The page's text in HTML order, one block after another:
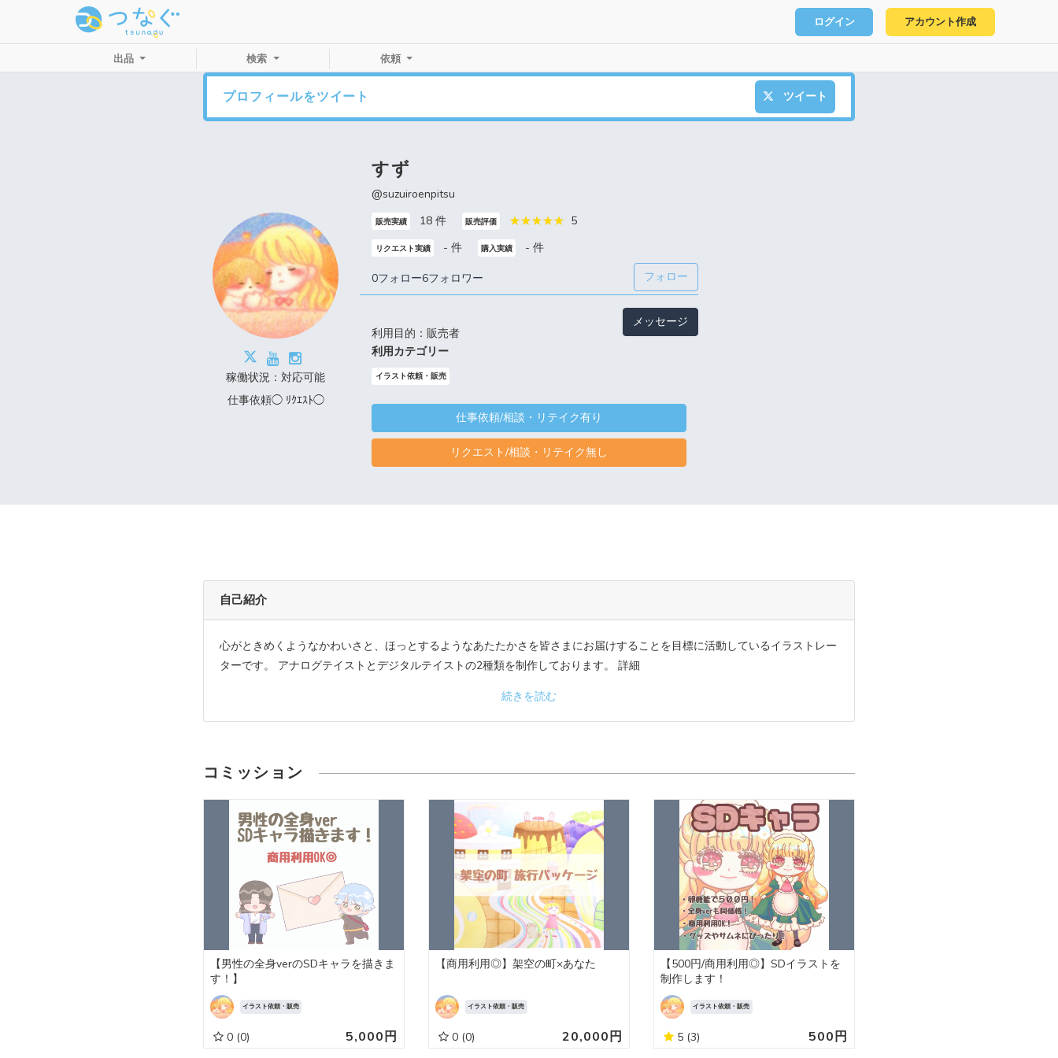
ログイン アカウント作成
出品 検索 依頼
プロフィールをツイート ツイート
稼働状況：対応可能
仕事依頼◯ ﾘｸｴｽﾄ◯
すず
@suzuiroenpitsu
販売実績 18 件 販売評価 5
リクエスト実績 - 件 購入実績 - 件
0フォロー6フォロワー フォロー
利用目的：販売者
メッセージ
利用カテゴリー
イラスト依頼・販売
仕事依頼/相談・リテイク有り
リクエスト/相談・リテイク無し
自己紹介
心がときめくようなかわいさと、ほっとするようなあたたかさを皆さまにお届けすることを目標に活動しているイラストレー
ターです。 アナログテイストとデジタルテイストの2種類を制作しております。 詳細
続きを読む
コミッション
【男性の全身verのSDキャラを描きま
す！】
イラスト依頼・販売
0 (0) 5,000円
【商用利用◎】架空の町×あなた
イラスト依頼・販売
0 (0) 20,000円
【500円/商用利用◎】SDイラストを
制作します！
イラスト依頼・販売
5 (3) 500円